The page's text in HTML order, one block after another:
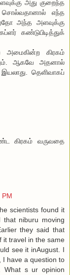
அது குறைந்த
சொல்வதானால் எந்த
அந்த அளவுக்கு
கண்டுபிடித்துக்
அமைகின்ற கிரகம்
ஆகவே அதனால்
தெளிவாகப்
கிரகம் வருவதை
PM
scientists found it
that niburu moving
they said that
it travel in the same
see it inAugust. I
I have a question to
What s ur opinion